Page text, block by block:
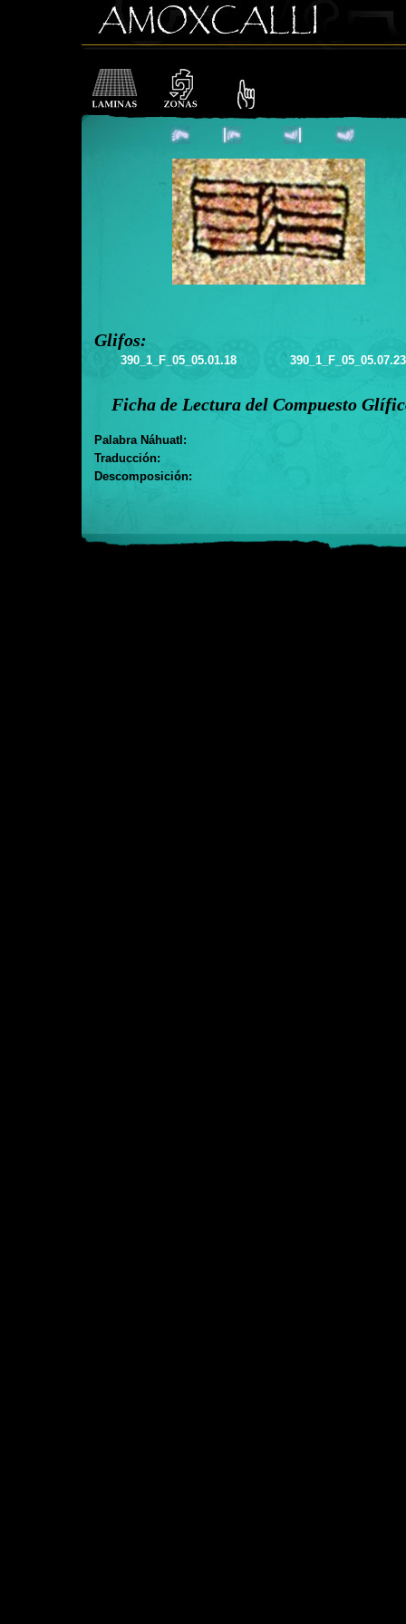
Glifos:
390_1_F_05_05.01.18 390_1_F_05_05.07.23
Ficha de Lectura del Compuesto
Palabra Náhuatl:
Traducción:
Descomposición: